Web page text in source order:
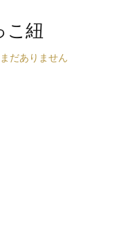
こ紐
だありません